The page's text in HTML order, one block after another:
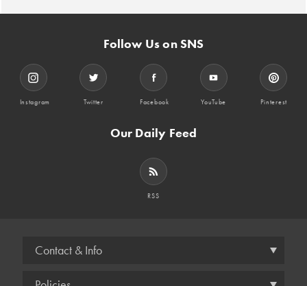
Follow Us on SNS
Instagram Twitter Facebook YouTube Pinterest
Our Daily Feed
RSS
Contact & Info